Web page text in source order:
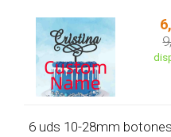
6 uds 10-28mm